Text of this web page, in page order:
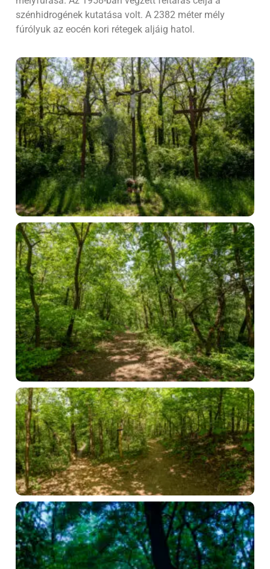
szénhidrogének kutatása volt. A 2382 méter mély
fúrólyuk az eocén kori rétegek aljáig hatol.